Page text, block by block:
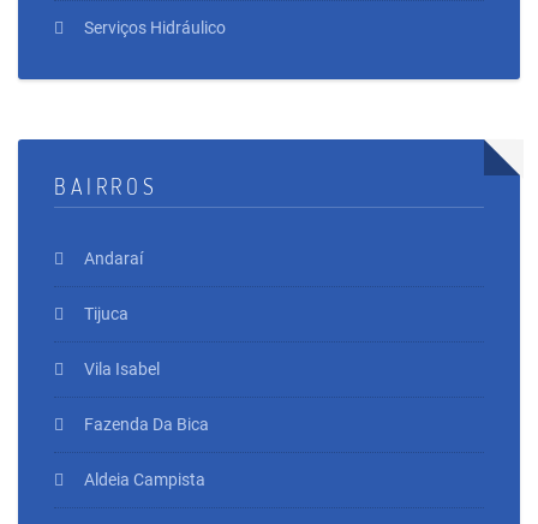
Serviços Hidráulico
BAIRROS
Andaraí
Tijuca
Vila Isabel
Fazenda Da Bica
Aldeia Campista